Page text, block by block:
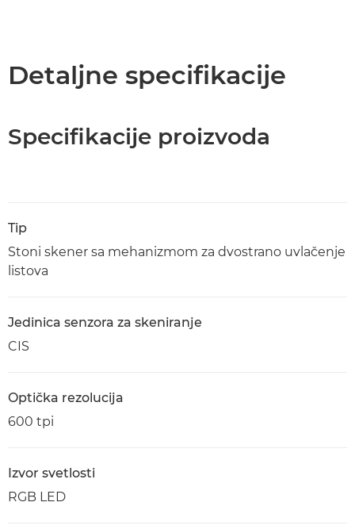
Detaljne specifikacije
Specifikacije proizvoda
Tip
Stoni skener sa mehanizmom za dvostrano uvlačenje
listova
Jedinica senzora za skeniranje
CIS
Optička rezolucija
600 tpi
Izvor svetlosti
RGB LED